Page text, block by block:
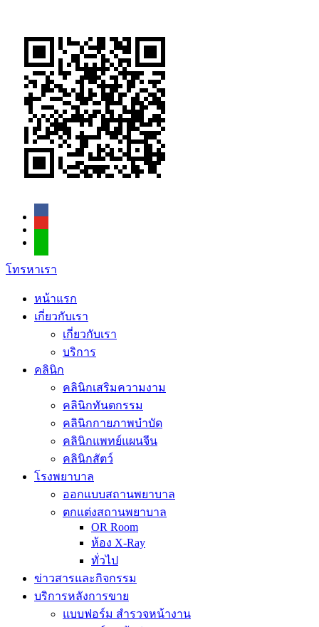
โทรหาเรา
หน้าแรก
เกี่ยวกับเรา
เกี่ยวกับเรา
บริการ
คลินิก
คลินิกเสริมความงาม
คลินิกทันตกรรม
คลินิกกายภาพบำบัด
คลินิกแพทย์แผนจีน
คลินิกสัตว์
โรงพยาบาล
ออกแบบสถานพยาบาล
ตกแต่งสถานพยาบาล
OR Room
ห้อง X-Ray
ทั่วไป
ข่าวสารและกิจกรรม
บริการหลังการขาย
แบบฟอร์ม สำรวจหน้างาน